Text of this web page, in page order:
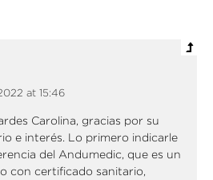
at 15:46
Carolina, gracias por su
e interés. Lo primero indicarle
del Andumedic, que es un
con certificado sanitario,